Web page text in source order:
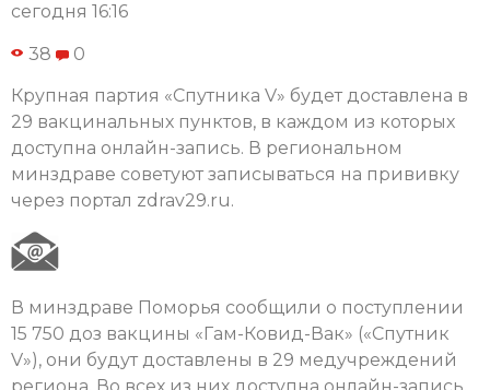
сегодня 16:16
38 0
Крупная партия «Спутника V» будет доставлена в
29 вакцинальных пунктов, в каждом из которых
доступна онлайн-запись. В региональном
минздраве советуют записываться на прививку
через портал zdrav29.ru.
В минздраве Поморья сообщили о поступлении
15 750 доз вакцины «Гам-Ковид-Вак» («Спутник
V»), они будут доставлены в 29 медучреждений